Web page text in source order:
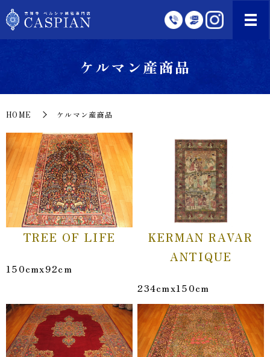
ケルマン産商品
HOME ケルマン産商品
TREE OF LIFE
150cmx92cm
KERMAN RAVAR
ANTIQUE
234cmx150cm